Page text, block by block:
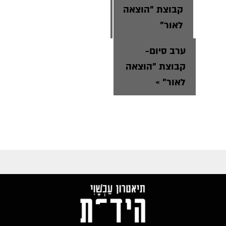
קבוצת "הוצאה
לאור"
ערב סיום-
קבוצת "הוצאה
לאור" »